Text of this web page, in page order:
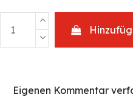
Eigenen Kommentar